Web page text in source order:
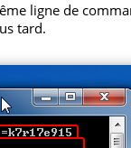
ligne de
tard.